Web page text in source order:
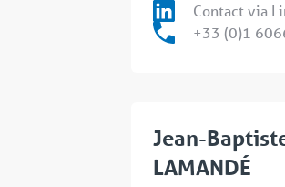
Contact via
+33 (0)1
Jean-
LAMANDÉ